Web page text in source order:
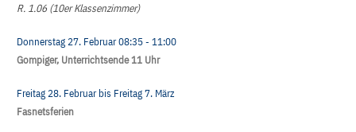
R. 1.06 (10er Klassenzimmer)
Donnerstag 27. Februar08:35- 11:00
Gompiger, Unterrichtsende 11 Uhr
Freitag 28. Februarbis Freitag 7. März
Fasnetsferien